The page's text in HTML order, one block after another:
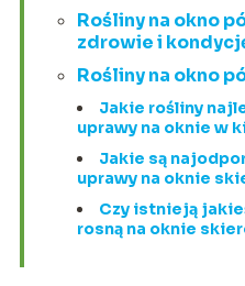
Rośliny na okno
zdrowie i
Rośliny na okno
Jakie rośliny
uprawy na oknie w
Jakie są
uprawy na oknie
Czy istnieją
rosną na oknie